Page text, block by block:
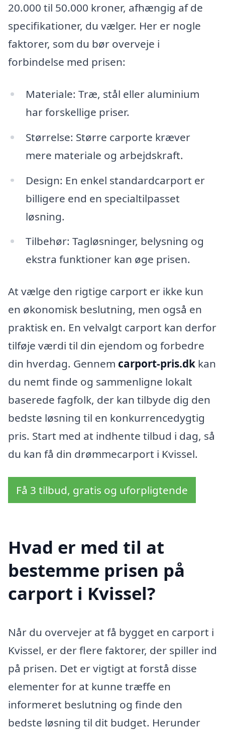
20.000 til 50.000 kroner, afhængig af de
specifikationer, du vælger. Her er nogle
faktorer, som du bør overveje i
forbindelse med prisen:
Materiale: Træ, stål eller aluminium
har forskellige priser.
Størrelse: Større carporte kræver
mere materiale og arbejdskraft.
Design: En enkel standardcarport er
billigere end en specialtilpasset
løsning.
Tilbehør: Tagløsninger, belysning og
ekstra funktioner kan øge prisen.
At vælge den rigtige carport er ikke kun
en økonomisk beslutning, men også en
praktisk en. En velvalgt carport kan derfor
tilføje værdi til din ejendom og forbedre
din hverdag. Gennem carport-pris.dk kan
du nemt finde og sammenligne lokalt
baserede fagfolk, der kan tilbyde dig den
bedste løsning til en konkurrencedygtig
pris. Start med at indhente tilbud i dag, så
du kan få din drømmecarport i Kvissel.
Få 3 tilbud, gratis og uforpligtende
Hvad er med til at
bestemme prisen på
carport i Kvissel?
Når du overvejer at få bygget en carport i
Kvissel, er der flere faktorer, der spiller ind
på prisen. Det er vigtigt at forstå disse
elementer for at kunne træffe en
informeret beslutning og finde den
bedste løsning til dit budget. Herunder